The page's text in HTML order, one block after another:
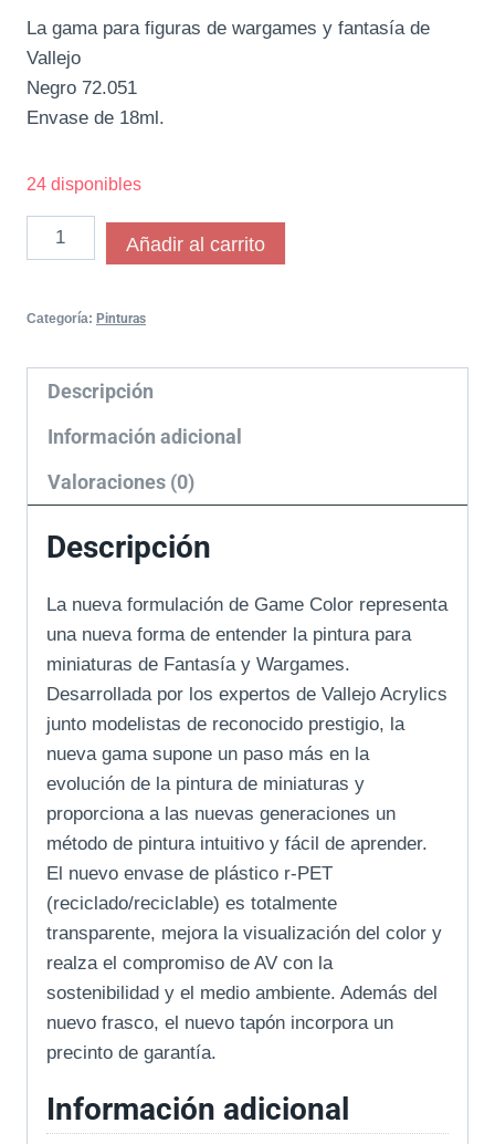
La gama para figuras de wargames y fantasía de
Vallejo
Negro 72.051
Envase de 18ml.
24 disponibles
Añadir al carrito
Categoría: Pinturas
Descripción
Información adicional
Valoraciones (0)
Descripción
La nueva formulación de Game Color representa
una nueva forma de entender la pintura para
miniaturas de Fantasía y Wargames.
Desarrollada por los expertos de Vallejo Acrylics
junto modelistas de reconocido prestigio, la
nueva gama supone un paso más en la
evolución de la pintura de miniaturas y
proporciona a las nuevas generaciones un
método de pintura intuitivo y fácil de aprender.
El nuevo envase de plástico r-PET
(reciclado/reciclable) es totalmente
transparente, mejora la visualización del color y
realza el compromiso de AV con la
sostenibilidad y el medio ambiente. Además del
nuevo frasco, el nuevo tapón incorpora un
precinto de garantía.
Información adicional